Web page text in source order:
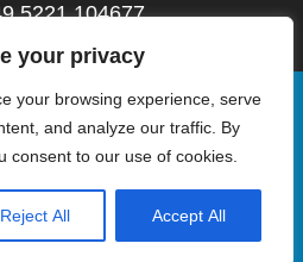
your privacy
your browsing experience, serve
and analyze our traffic. By
consent to our use of cookies.
Reject All Accept All
5221 104677
53768. WordPress mit dem
Express